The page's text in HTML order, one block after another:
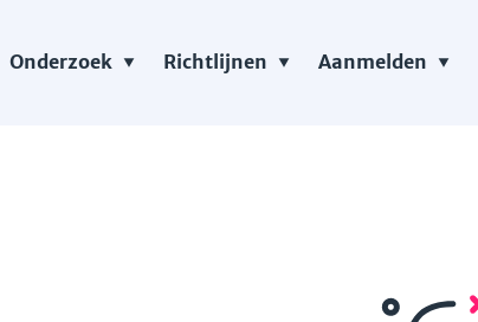
Onderzoek Richtlijnen Aanmelden